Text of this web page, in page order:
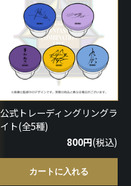
公式トレーディングリングラ
イト(全5種)
800円(税込)
カートに入れる